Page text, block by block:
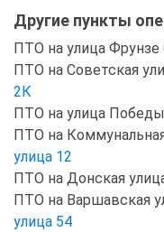
Другие пункты
ПТО на улица Фрунзе
ПТО на Советская
2К
ПТО на улица
ПТО на
улица 12
ПТО на Донская
ПТО на Варшавская
улица 54